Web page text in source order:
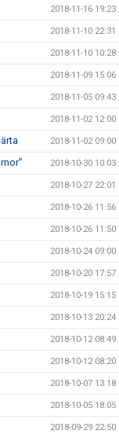
2018-11-16 19:23
2018-11-10 22:31
2018-11-10 10:28
2018-11-09 15:06
2018-11-05 09:43
2018-11-02 12:00
2018-11-02 09:00
2018-10-30 10:03
2018-10-27 22:01
2018-10-26 11:56
2018-10-26 11:50
2018-10-24 09:00
2018-10-20 17:57
2018-10-19 15:15
2018-10-13 20:24
2018-10-12 08:49
2018-10-12 08:20
2018-10-07 13:18
2018-10-05 18:05
2018-09-29 22:50